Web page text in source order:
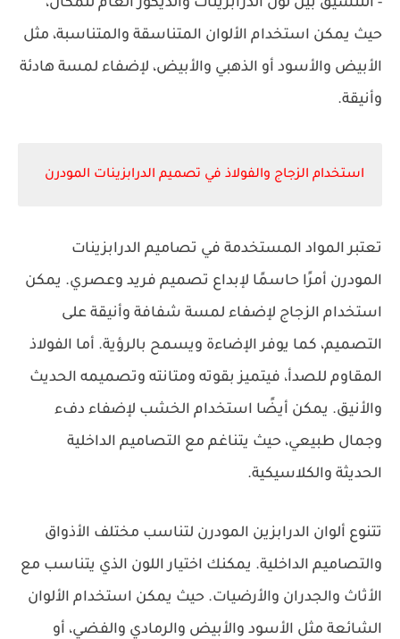
- التنسيق بين لون الدرابزينات والديكور العام للمكان،
حيث يمكن استخدام الألوان المتناسقة والمتناسبة، مثل
الأبيض والأسود أو الذهبي والأبيض، لإضفاء لمسة هادئة
وأنيقة.
استخدام الزجاج والفولاذ في تصميم الدرابزينات المودرن
تعتبر المواد المستخدمة في تصاميم الدرابزينات
المودرن أمرًا حاسمًا لإبداع تصميم فريد وعصري. يمكن
استخدام الزجاج لإضفاء لمسة شفافة وأنيقة على
التصميم، كما يوفر الإضاءة ويسمح بالرؤية. أما الفولاذ
المقاوم للصدأ، فيتميز بقوته ومتانته وتصميمه الحديث
والأنيق. يمكن أيضًا استخدام الخشب لإضفاء دفء
وجمال طبيعي، حيث يتناغم مع التصاميم الداخلية
الحديثة والكلاسيكية.
تتنوع ألوان الدرابزين المودرن لتناسب مختلف الأذواق
والتصاميم الداخلية. يمكنك اختيار اللون الذي يتناسب مع
الأثاث والجدران والأرضيات. حيث يمكن استخدام الألوان
الشائعة مثل الأسود والأبيض والرمادي والفضي، أو